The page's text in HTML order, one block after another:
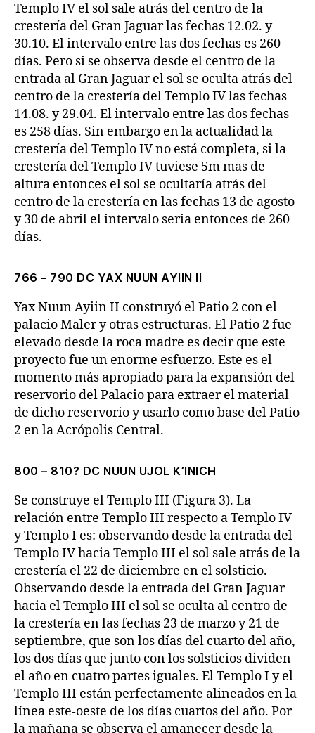
Templo IV el sol sale atrás del centro de la
crestería del Gran Jaguar las fechas 12.02. y
30.10. El intervalo entre las dos fechas es 260
días. Pero si se observa desde el centro de la
entrada al Gran Jaguar el sol se oculta atrás del
centro de la crestería del Templo IV las fechas
14.08. y 29.04. El intervalo entre las dos fechas
es 258 días. Sin embargo en la actualidad la
crestería del Templo IV no está completa, si la
crestería del Templo IV tuviese 5m mas de
altura entonces el sol se ocultaría atrás del
centro de la crestería en las fechas 13 de agosto
y 30 de abril el intervalo seria entonces de 260
días.
766 – 790 DC YAX NUUN AYIIN II
Yax Nuun Ayiin II construyó el Patio 2 con el
palacio Maler y otras estructuras. El Patio 2 fue
elevado desde la roca madre es decir que este
proyecto fue un enorme esfuerzo. Este es el
momento más apropiado para la expansión del
reservorio del Palacio para extraer el material
de dicho reservorio y usarlo como base del Patio
2 en la Acrópolis Central.
800 – 810? DC NUUN UJOL K’INICH
Se construye el Templo III (Figura 3). La
relación entre Templo III respecto a Templo IV
y Templo I es: observando desde la entrada del
Templo IV hacia Templo III el sol sale atrás de la
crestería el 22 de diciembre en el solsticio.
Observando desde la entrada del Gran Jaguar
hacia el Templo III el sol se oculta al centro de
la crestería en las fechas 23 de marzo y 21 de
septiembre, que son los días del cuarto del año,
los dos días que junto con los solsticios dividen
el año en cuatro partes iguales. El Templo I y el
Templo III están perfectamente alineados en la
línea este-oeste de los días cuartos del año. Por
la mañana se observa el amanecer desde la